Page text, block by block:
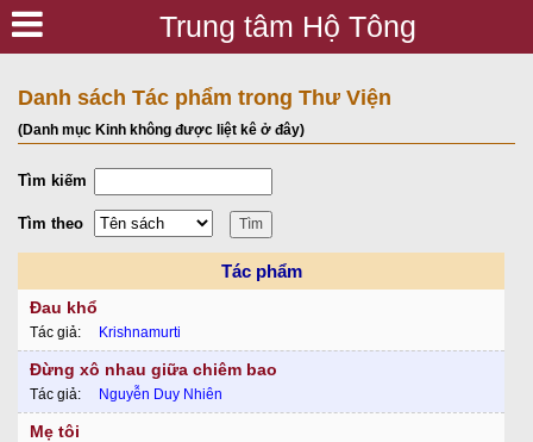
Trung tâm Hộ Tông
Danh sách Tác phẩm trong Thư Viện
(Danh mục Kinh không được liệt kê ở đây)
Tìm kiếm
Tìm theo
Tác phẩm
Đau khổ
Tác giả: Krishnamurti
Đừng xô nhau giữa chiêm bao
Tác giả: Nguyễn Duy Nhiên
Mẹ tôi